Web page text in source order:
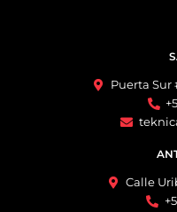
Puerta Sur
Calle